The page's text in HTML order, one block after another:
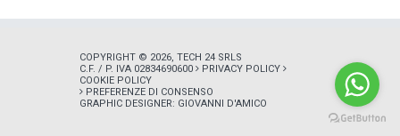
COPYRIGHT © 2026, TECH 24 SRLS
C.F. / P. IVA 02834690600
PRIVACY POLICY
COOKIE POLICY
PREFERENZE DI CONSENSO
GRAPHIC DESIGNER: GIOVANNI D'AMICO